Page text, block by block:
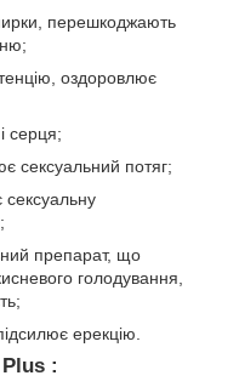
перешкоджають
оздоровлює
серця;
сексуальний потяг;
сексуальну
препарат, що
голодування,
ерекцію.
: